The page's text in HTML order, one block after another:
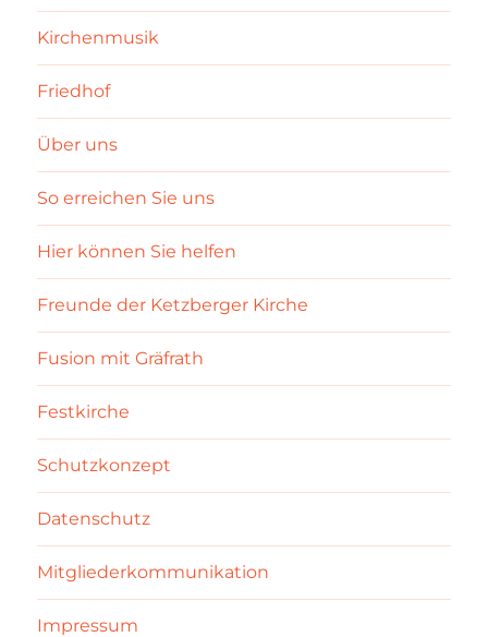
Kirchenmusik
Friedhof
Über uns
So erreichen Sie uns
Hier können Sie helfen
Freunde der Ketzberger Kirche
Fusion mit Gräfrath
Festkirche
Schutzkonzept
Datenschutz
Mitgliederkommunikation
Impressum